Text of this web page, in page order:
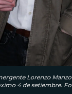
Lorenzo
4 de setiembre.